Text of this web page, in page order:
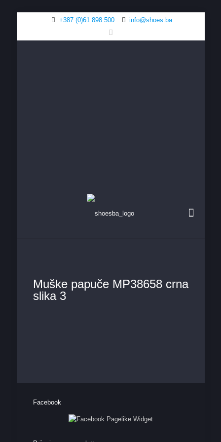
+387 (0)61 898 500 info@shoes.ba
Muške papuče MP38658 crna
slika 3
Facebook